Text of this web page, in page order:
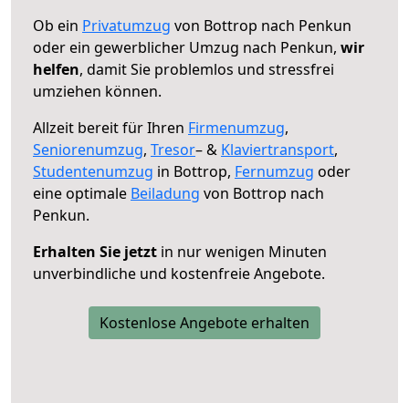
Ob ein Privatumzug von Bottrop nach Penkun
oder ein gewerblicher Umzug nach Penkun, wir
helfen, damit Sie problemlos und stressfrei
umziehen können.
Allzeit bereit für Ihren Firmenumzug,
Seniorenumzug, Tresor– & Klaviertransport,
Studentenumzug in Bottrop, Fernumzug oder
eine optimale Beiladung von Bottrop nach
Penkun.
Erhalten Sie jetzt in nur wenigen Minuten
unverbindliche und kostenfreie Angebote.
Kostenlose Angebote erhalten